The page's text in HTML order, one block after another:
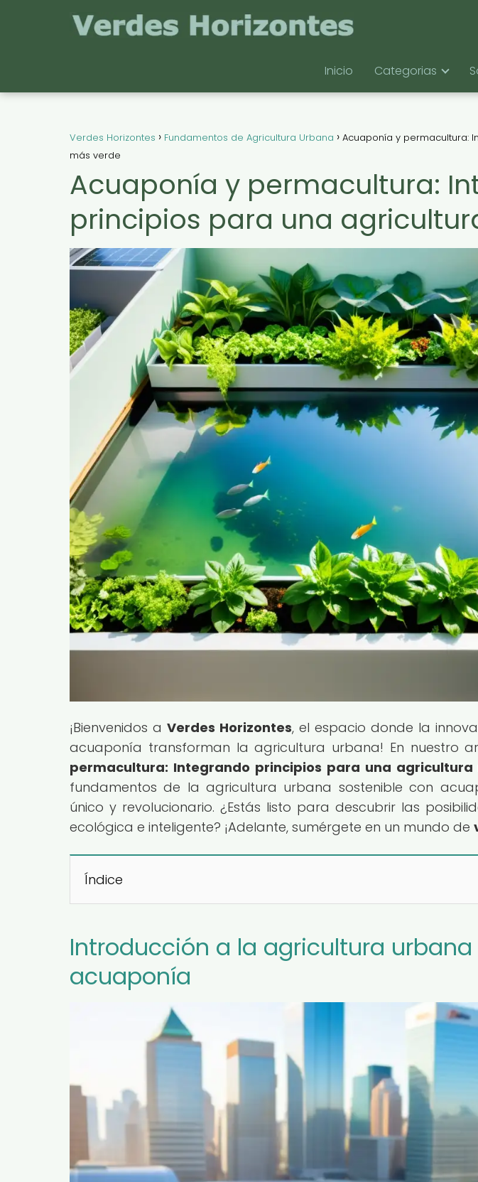
Inicio Categorias
Verdes Horizontes Fundamentos de Agricultura Urbana
Acuaponía y permacultura:
más verde
Acuaponía y permacultura:
principios para una
¡Bienvenidos aVerdes Horizontes, el espacio donde la
acuaponía transforman la agricultura urbana! En nuestro
permacultura: Integrando principios para una agricultura
fundamentos de la agricultura urbana sostenible con
único y revolucionario. ¿Estás listo para descubrir las
ecológica e inteligente? ¡Adelante, sumérgete en un mundo de
Índice
Introducción a la agricultura
acuaponía